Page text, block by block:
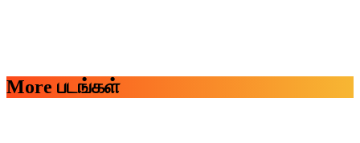
More படங்கள்